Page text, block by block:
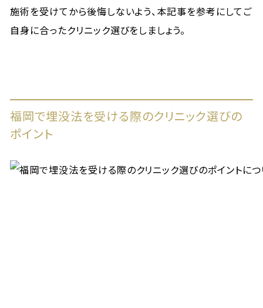
施術を受けてから後悔しないよう、本記事を参考にしてご
自身に合ったクリニック選びをしましょう。
福岡で埋没法を受ける際のクリニック選びの
ポイント